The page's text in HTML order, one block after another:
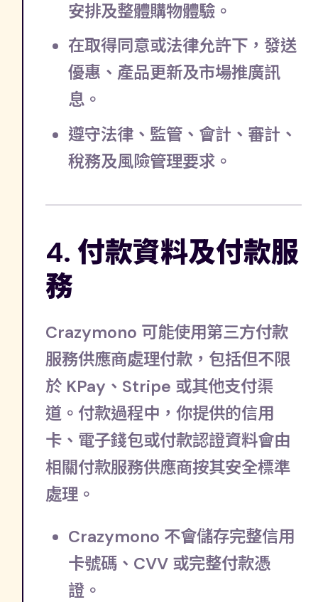
安排及整體購物體驗。
在取得同意或法律允許下，發送
優惠、產品更新及市場推廣訊
息。
遵守法律、監管、會計、審計、
稅務及風險管理要求。
4. 付款資料及付款服
務
Crazymono 可能使用第三方付款
服務供應商處理付款，包括但不限
於 KPay、Stripe 或其他支付渠
道。付款過程中，你提供的信用
卡、電子錢包或付款認證資料會由
相關付款服務供應商按其安全標準
處理。
Crazymono 不會儲存完整信用
卡號碼、CVV 或完整付款憑
證。